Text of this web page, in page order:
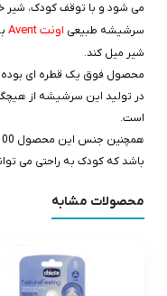
می شود و با توقف کودک، شیر
سرشیشه طبیعی اونت Avent
شیر میل کند.
محصول فوق یک قطره ای بوده
در تولید این سرشیشه از
است.
باشد که کودک به راحتی می
محصولات مشابه